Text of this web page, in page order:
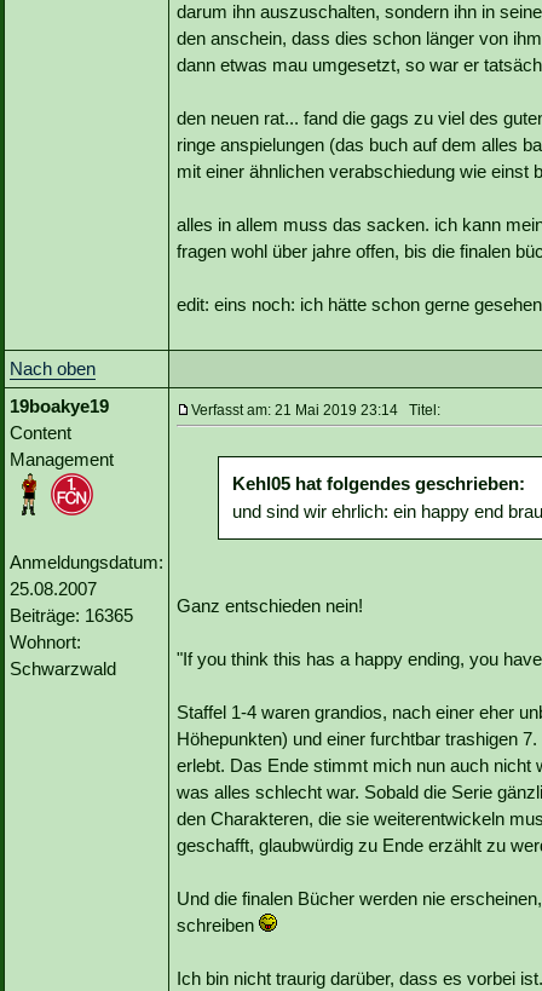
darum ihn auszuschalten, sondern ihn in
den anschein, dass dies schon länger von
dann etwas mau umgesetzt, so war er
den neuen rat... fand die gags zu viel des
ringe anspielungen (das buch auf dem alles
mit einer ähnlichen verabschiedung wie einst
alles in allem muss das sacken. ich kann
fragen wohl über jahre offen, bis die finalen
edit: eins noch: ich hätte schon gerne
Nach oben
19boakye19
Content
Management
Anmeldungsdatum:
25.08.2007
Beiträge: 16365
Wohnort:
Schwarzwald
Verfasst am: 21 Mai 2019 23:14 Titel:
Kehl05 hat folgendes geschrieben:
und sind wir ehrlich: ein happy end
Ganz entschieden nein!
"If you think this has a happy ending, you
Staffel 1-4 waren grandios, nach einer eher
Höhepunkten) und einer furchtbar trashigen
erlebt. Das Ende stimmt mich nun auch nicht
was alles schlecht war. Sobald die Serie
den Charakteren, die sie weiterentwickeln
geschafft, glaubwürdig zu Ende erzählt zu
Und die finalen Bücher werden nie
schreiben
Ich bin nicht traurig darüber, dass es vorbei